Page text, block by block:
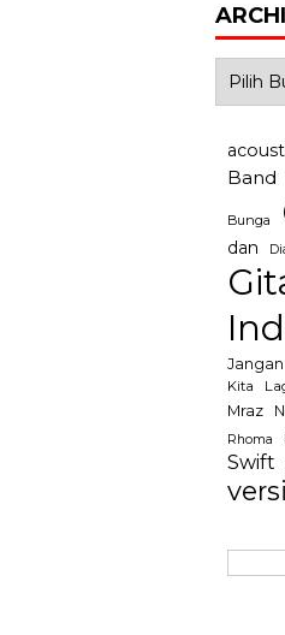
Band
Bunga
dan
Jangan
Kita
Mraz
Rhoma
Swift